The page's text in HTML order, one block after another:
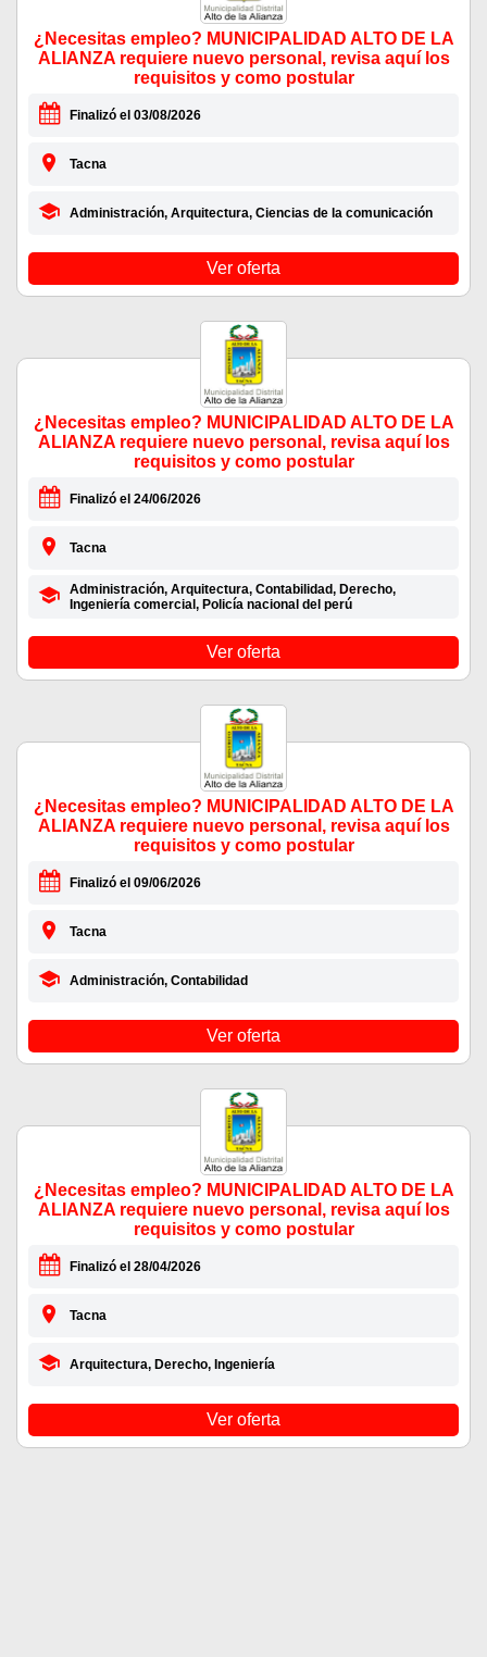
¿Necesitas empleo? MUNICIPALIDAD ALTO DE LA
ALIANZA requiere nuevo personal, revisa aquí los
requisitos y como postular
Finalizó el 03/08/2026
Tacna
Administración, Arquitectura, Ciencias de la comunicación
Ver oferta
¿Necesitas empleo? MUNICIPALIDAD ALTO DE LA
ALIANZA requiere nuevo personal, revisa aquí los
requisitos y como postular
Finalizó el 24/06/2026
Tacna
Administración, Arquitectura, Contabilidad, Derecho,
Ingeniería comercial, Policía nacional del perú
Ver oferta
¿Necesitas empleo? MUNICIPALIDAD ALTO DE LA
ALIANZA requiere nuevo personal, revisa aquí los
requisitos y como postular
Finalizó el 09/06/2026
Tacna
Administración, Contabilidad
Ver oferta
¿Necesitas empleo? MUNICIPALIDAD ALTO DE LA
ALIANZA requiere nuevo personal, revisa aquí los
requisitos y como postular
Finalizó el 28/04/2026
Tacna
Arquitectura, Derecho, Ingeniería
Ver oferta